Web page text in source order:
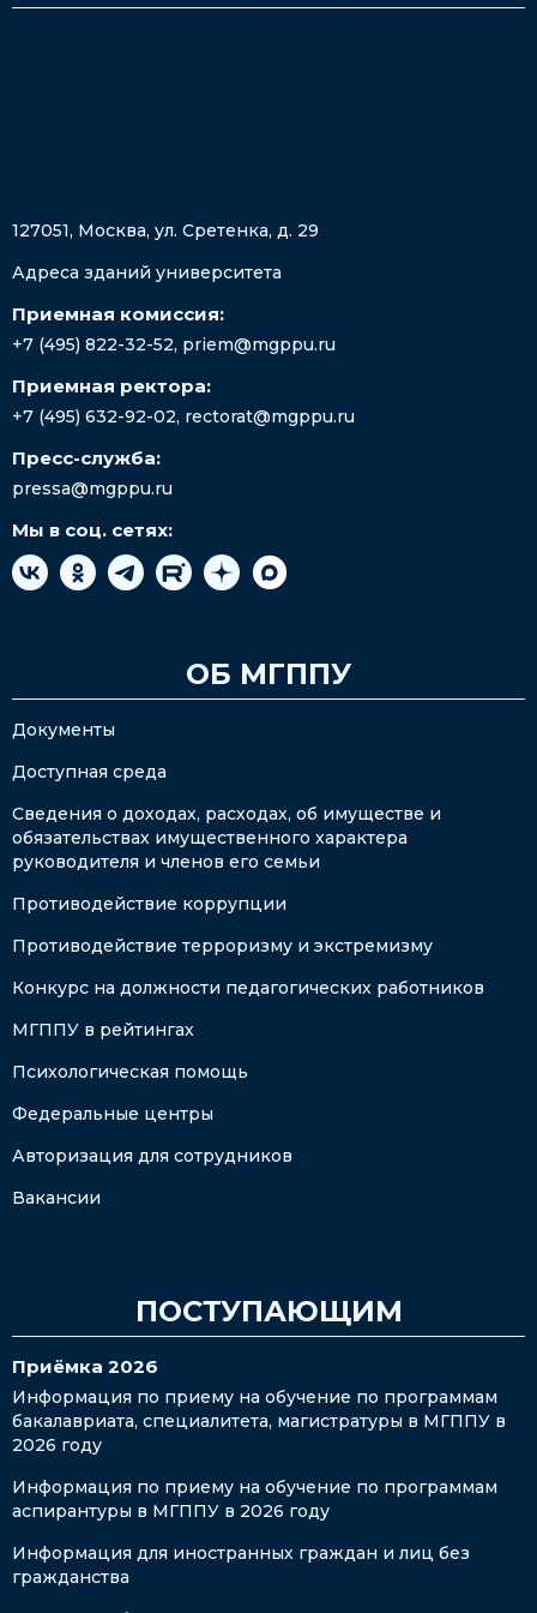
127051, Москва, ул. Сретенка, д. 29
Адреса зданий университета
Приемная комиссия:
+7 (495) 822-32-52, priem@mgppu.ru
Приемная ректора:
+7 (495) 632-92-02, rectorat@mgppu.ru
Пресс-служба:
pressa@mgppu.ru
Мы в соц. сетях:
ОБ МГППУ
Документы
Доступная среда
Сведения о доходах, расходах, об имуществе и
обязательствах имущественного характера
руководителя и членов его семьи
Противодействие коррупции
Противодействие терроризму и экстремизму
Конкурс на должности педагогических работников
МГППУ в рейтингах
Психологическая помощь
Федеральные центры
Авторизация для сотрудников
Вакансии
ПОСТУПАЮЩИМ
Приёмка 2026
Информация по приему на обучение по программам
бакалавриата, специалитета, магистратуры в МГППУ в
2026 году
Информация по приему на обучение по программам
аспирантуры в МГППУ в 2026 году
Информация для иностранных граждан и лиц без
гражданства